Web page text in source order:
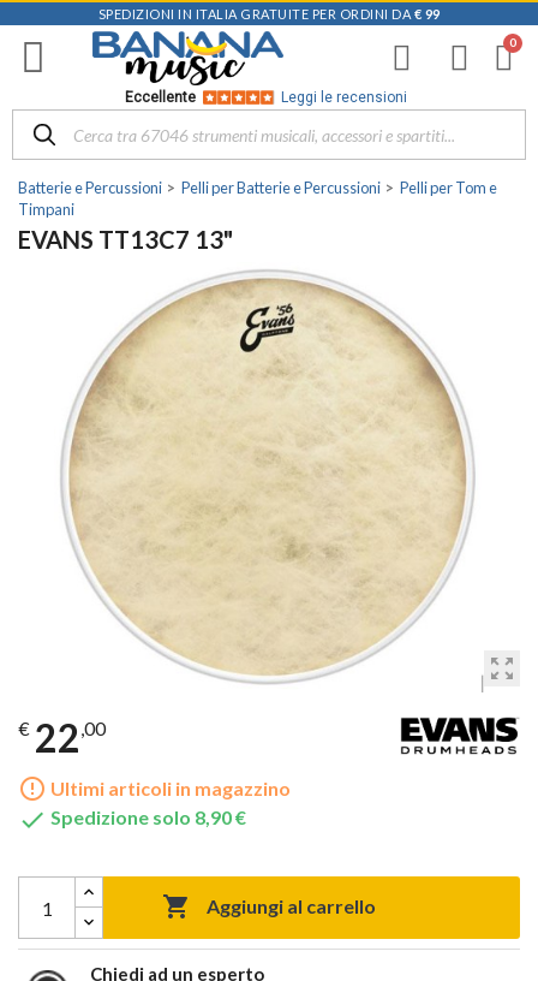
SPEDIZIONI IN ITALIA GRATUITE PER ORDINI DA € 99
Eccellente Leggi le recensioni
Batterie e Percussioni Pelli per Batterie e Percussioni
Pelli per Tom e
Timpani
EVANS TT13C7 13"
zoom_out_map
€ 22,00
error_outline Ultimi articoli in magazzino
 Spedizione solo 8,90 €
 Aggiungi al carrello
Chiedi ad un esperto